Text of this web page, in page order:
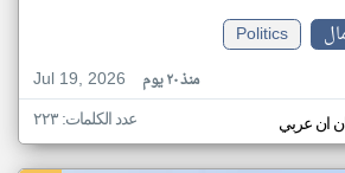
Politics
Jul 19, 2026
منذ ٢٠ يوم
ان عربي عدد الكلمات: ٢٢٣